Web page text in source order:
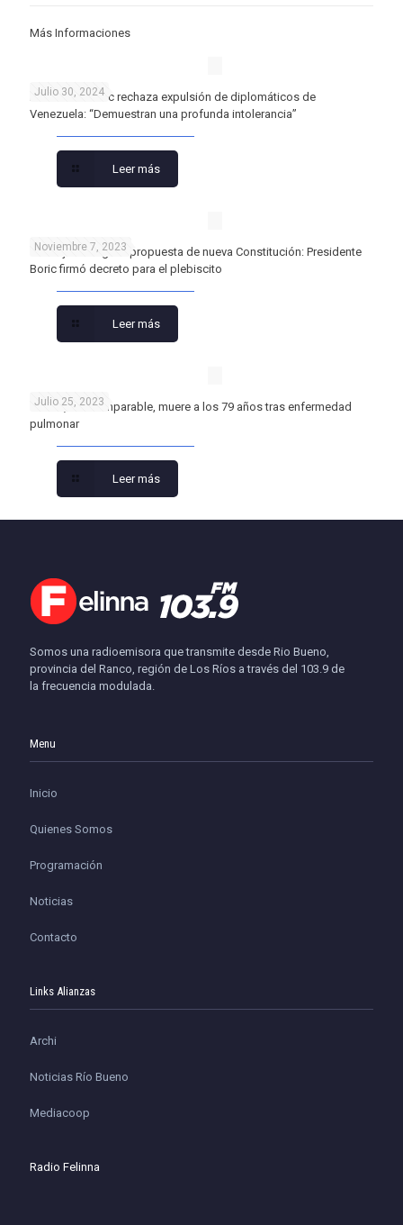
Más Informaciones
Julio 30, 2024
Presidente Boric rechaza expulsión de diplomáticos de
Venezuela: “Demuestran una profunda intolerancia”
Leer más
Noviembre 7, 2023
Consejo entrega la propuesta de nueva Constitución: Presidente
Boric firmó decreto para el plebiscito
Leer más
Julio 25, 2023
Cecilia, la incomparable, muere a los 79 años tras enfermedad
pulmonar
Leer más
Somos una radioemisora que transmite desde Rio Bueno,
provincia del Ranco, región de Los Ríos a través del 103.9 de
la frecuencia modulada.
Menu
Inicio
Quienes Somos
Programación
Noticias
Contacto
Links Alianzas
Archi
Noticias Río Bueno
Mediacoop
Radio Felinna